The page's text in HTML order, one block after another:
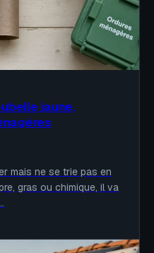
jaune,
mais ne se trie pas en
gras ou chimique, il va